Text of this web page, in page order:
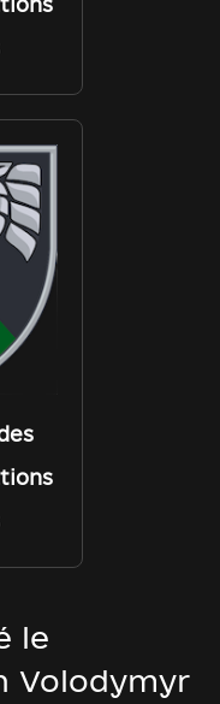
le
Volodymyr